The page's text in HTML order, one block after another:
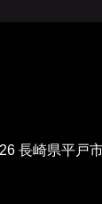
長崎県平戸